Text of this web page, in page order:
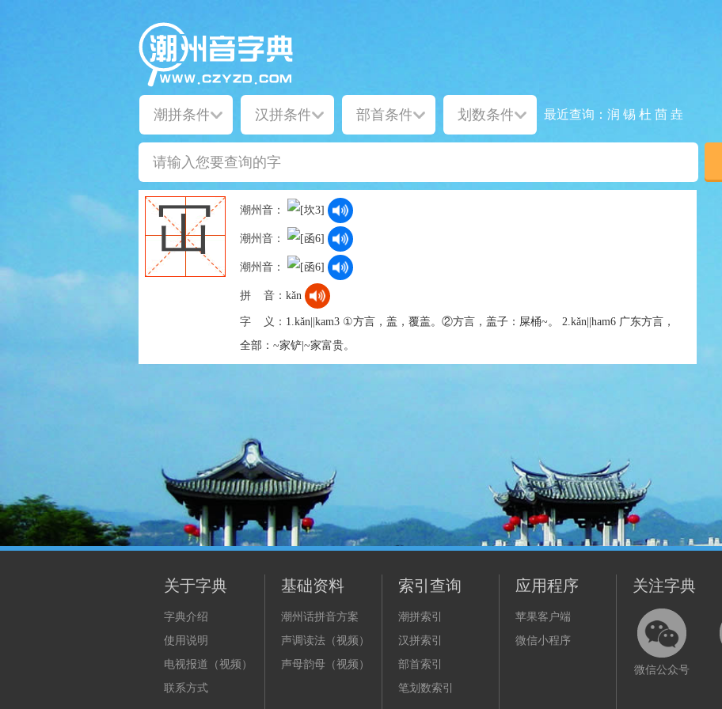
最近查询： 润 锡 杜 茴 垚
冚 潮州音：
潮州音：
潮州音：
拼 音： kǎn
字 义： 1.kǎn||kam3 ①方言，盖，覆盖。②方言，盖子：屎桶~。 2.kǎn||ham6 广东方言，
全部：~家铲|~家富贵。
关于字典
字典介绍
使用说明
电视报道（视频）
联系方式
基础资料
潮州话拼音方案
声调读法（视频）
声母韵母（视频）
索引查询
潮拼索引
汉拼索引
部首索引
笔划数索引
应用程序
苹果客户端
微信小程序
关注字典
微信公众号